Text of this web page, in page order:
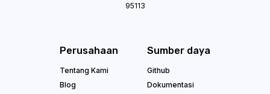
95113
Perusahaan
Tentang Kami
Blog
Sumber daya
Github
Dokumentasi